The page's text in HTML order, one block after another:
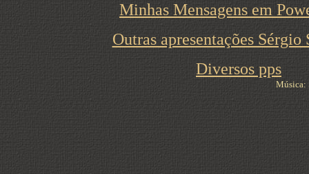
Minhas Mensagens em
Outras apresentações
Diversos pps
Música: